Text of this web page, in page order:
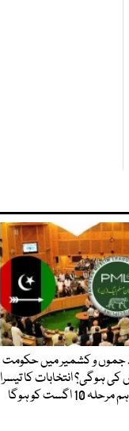
جموں و کشمیر میں حکومت
ہوگی؟ انتخابات کا تیسرا
10 اگست کو ہوگا